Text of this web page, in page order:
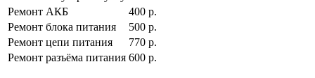
Ремонт АКБ
400 р.
Ремонт блока питания
500 р.
Ремонт цепи питания
770 р.
Ремонт разъёма питания 600 р.